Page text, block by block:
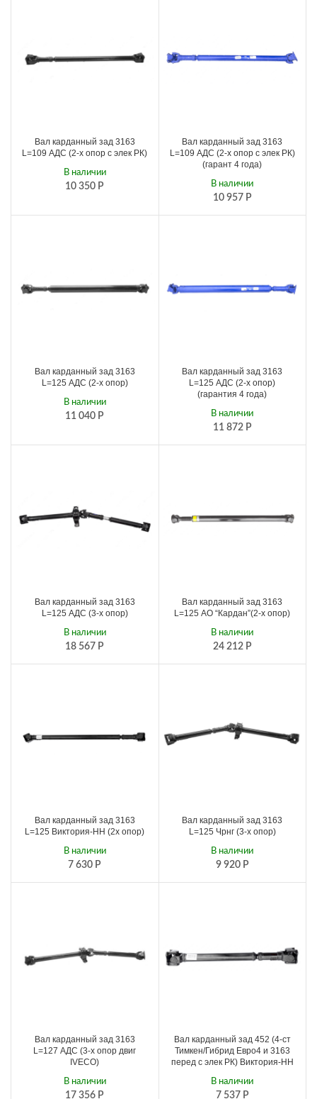
Вал карданный зад 3163
L=109 АДС (2-х опор с элек РК)
10 350 Р
В наличии
Вал карданный зад 3163
L=109 АДС (2-х опор с элек РК)
(гарант 4 года)
10 957 Р
В наличии
Вал карданный зад 3163
L=125 АДС (2-х опор)
11 040 Р
В наличии
Вал карданный зад 3163
L=125 АДС (2-х опор)
(гарантия 4 года)
11 872 Р
В наличии
Вал карданный зад 3163
L=125 АДС (3-х опор)
18 567 Р
В наличии
Вал карданный зад 3163
L=125 АО “Кардан”(2-х опор)
24 212 Р
В наличии
Вал карданный зад 3163
L=125 Виктория-НН (2х опор)
7 630 Р
В наличии
Вал карданный зад 3163
L=125 Чрнг (3-х опор)
9 920 Р
В наличии
Вал карданный зад 3163
L=127 АДС (3-х опор двиг
IVECO)
17 356 Р
В наличии
Вал карданный зад 452 (4-ст
Тимкен/Гибрид Евро4 и 3163
перед с элек РК) Виктория-НН
7 537 Р
В наличии